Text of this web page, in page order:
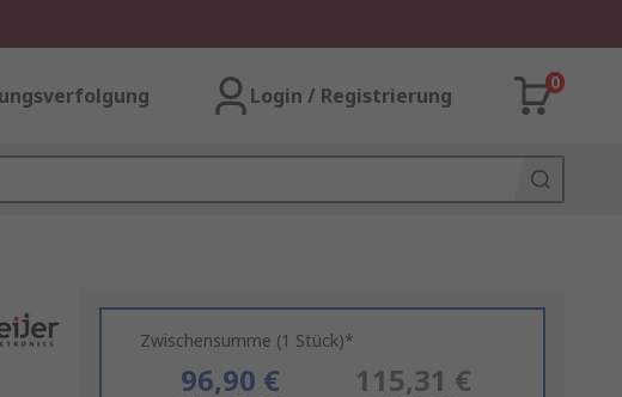
Login / Registrierung
0
Zwischensumme (1 Stück)*
96,90 € 115,31 €